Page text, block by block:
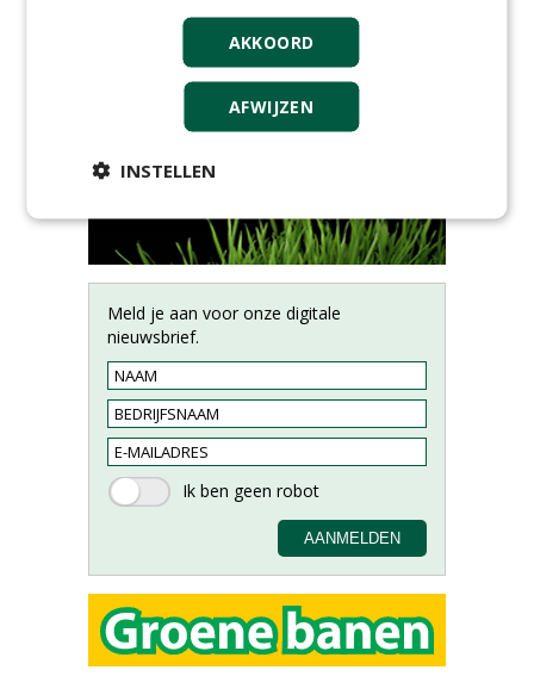
Meld je aan voor onze digitale
nieuwsbrief.
AKKOORD
AFWIJZEN
INSTELLEN